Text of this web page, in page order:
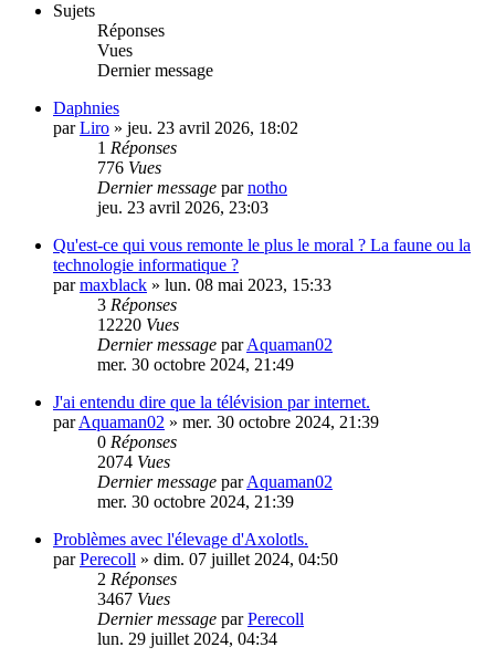
Sujets
Réponses
Vues
Dernier message
Daphnies
parLiro » jeu. 23 avril 2026, 18:02
1 Réponses
776 Vues
Dernier message parnotho
jeu. 23 avril 2026, 23:03
Qu'est-ce qui vous remonte le plus le moral ? La faune ou la
technologie informatique ?
parmaxblack » lun. 08 mai 2023, 15:33
3 Réponses
12220 Vues
Dernier message parAquaman02
mer. 30 octobre 2024, 21:49
J'ai entendu dire que la télévision par internet.
parAquaman02 » mer. 30 octobre 2024, 21:39
0 Réponses
2074 Vues
Dernier message parAquaman02
mer. 30 octobre 2024, 21:39
Problèmes avec l'élevage d'Axolotls.
parPerecoll » dim. 07 juillet 2024, 04:50
2 Réponses
3467 Vues
Dernier message parPerecoll
lun. 29 juillet 2024, 04:34